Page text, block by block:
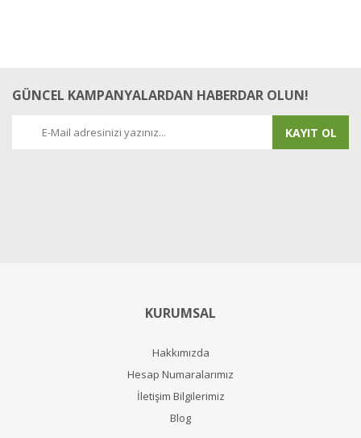
GÜNCEL KAMPANYALARDAN HABERDAR OLUN!
KAYIT OL
KURUMSAL
Hakkımızda
Hesap Numaralarımız
İletişim Bilgilerimiz
Blog